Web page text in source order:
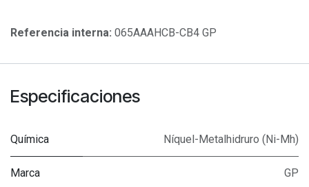
Referencia interna: 065AAAHCB-CB4 GP
Especificaciones
Química Níquel-Metalhidruro (Ni-Mh)
Marca GP